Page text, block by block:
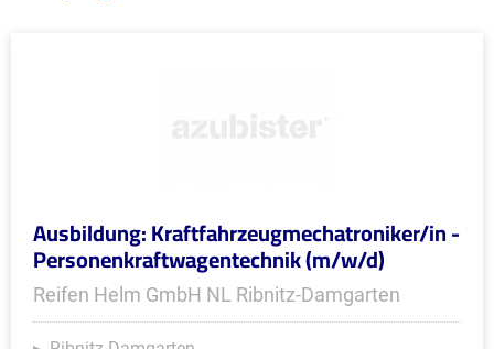
Ausbildung: Kraftfahrzeugmechatroniker/in -
Personenkraftwagentechnik (m/w/d)
Reifen Helm GmbH NL Ribnitz-Damgarten